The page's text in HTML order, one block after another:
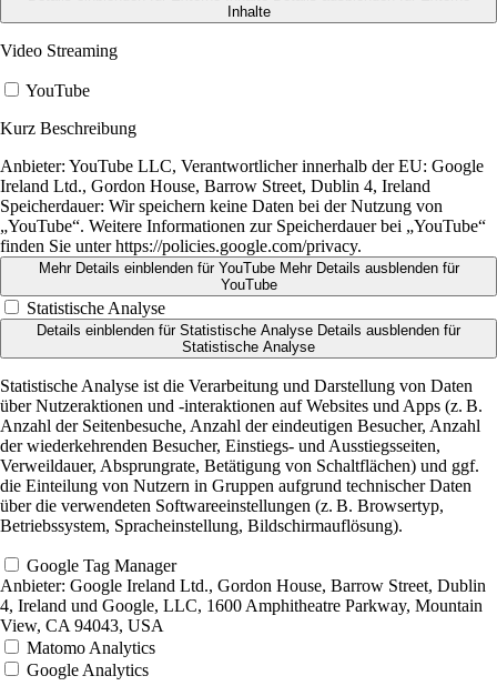
Inhalte
Video Streaming
YouTube
Kurz Beschreibung
Anbieter: YouTube LLC, Verantwortlicher innerhalb der EU: Google
Ireland Ltd., Gordon House, Barrow Street, Dublin 4, Ireland
Speicherdauer: Wir speichern keine Daten bei der Nutzung von
„YouTube“. Weitere Informationen zur Speicherdauer bei „YouTube“
finden Sie unter https://policies.google.com/privacy.
Mehr Details einblendenfür YouTube Mehr Details ausblendenfür
YouTube
Statistische Analyse
Details einblenden für Statistische Analyse Details ausblenden für
Statistische Analyse
Statistische Analyse ist die Verarbeitung und Darstellung von Daten
über Nutzeraktionen und -interaktionen auf Websites und Apps (z. B.
Anzahl der Seitenbesuche, Anzahl der eindeutigen Besucher, Anzahl
der wiederkehrenden Besucher, Einstiegs- und Ausstiegsseiten,
Verweildauer, Absprungrate, Betätigung von Schaltflächen) und ggf.
die Einteilung von Nutzern in Gruppen aufgrund technischer Daten
über die verwendeten Softwareeinstellungen (z. B. Browsertyp,
Betriebssystem, Spracheinstellung, Bildschirmauflösung).
Google Tag Manager
Anbieter: Google Ireland Ltd., Gordon House, Barrow Street, Dublin
4, Ireland und Google, LLC, 1600 Amphitheatre Parkway, Mountain
View, CA 94043, USA
Matomo Analytics
Google Analytics